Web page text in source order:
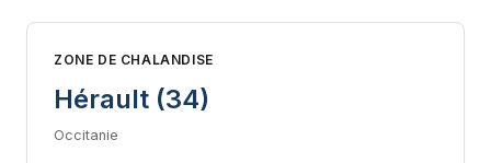
ZONE DE CHALANDISE
Hérault (34)
Occitanie